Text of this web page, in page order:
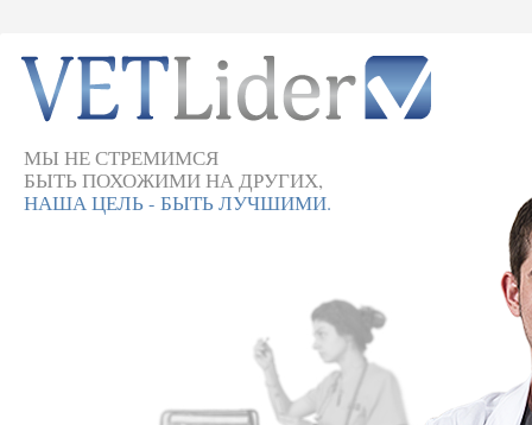
МЫ НЕ СТРЕМИМСЯ
БЫТЬ ПОХОЖИМИ НА ДРУГИХ,
НАША ЦЕЛЬ - БЫТЬ ЛУЧШИМИ.